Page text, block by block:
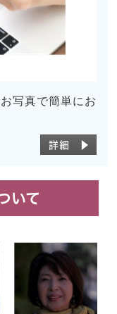
写真で簡単にお
詳細 ▶
いて